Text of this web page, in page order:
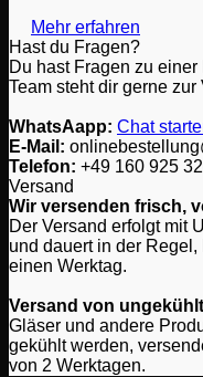
Mehr erfahren
Hast du Fragen?
Du hast Fragen zu
Team steht dir gerne zur
WhatsAapp: Chat
E-Mail:
Telefon: ‎+49 160 925
Versand
Wir versenden frisch,
Der Versand erfolgt mit
und dauert in der
einen Werktag.
Versand von
Gläser und andere
gekühlt werden,
von 2 Werktagen.